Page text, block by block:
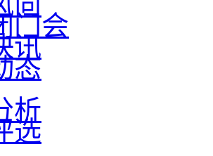
门会
讯
态
析
选